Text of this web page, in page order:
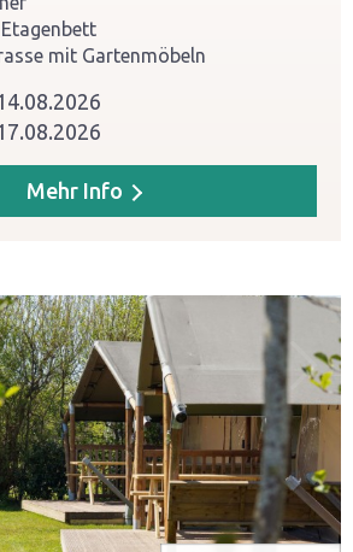
mit Gartenmöbeln
Mehr Info